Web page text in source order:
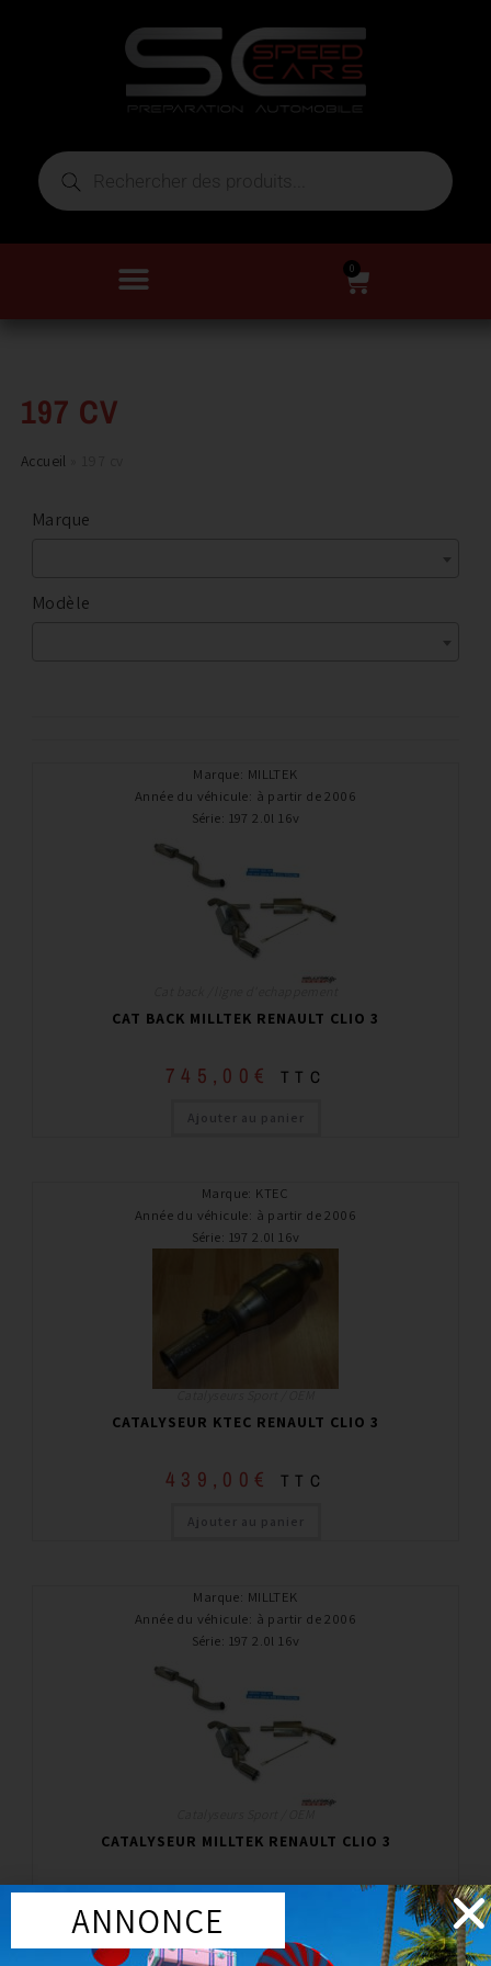
0
197 CV
Accueil
Marque
Modèle
Marque: MILLTEK
Année du véhicule: à partir de 2006
Série: 197 2.0l 16v
CAT BACK MILLTEK RENAULT CLIO 3
745,00 € TTC
Ajouter au panier
Marque: KTEC
Année du véhicule: à partir de 2006
Série: 197 2.0l 16v
CATALYSEUR KTEC RENAULT CLIO 3
439,00 € TTC
Ajouter au panier
Marque: MILLTEK
Année du véhicule: à partir de 2006
Série: 197 2.0l 16v
CATALYSEUR MILLTEK RENAULT CLIO 3
474,00€ TTC
Ajouter au panier
ANNONCE